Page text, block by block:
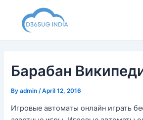
content
Барабан
Byadmin/April 12, 2016
Игровые автоматы онлайн играть